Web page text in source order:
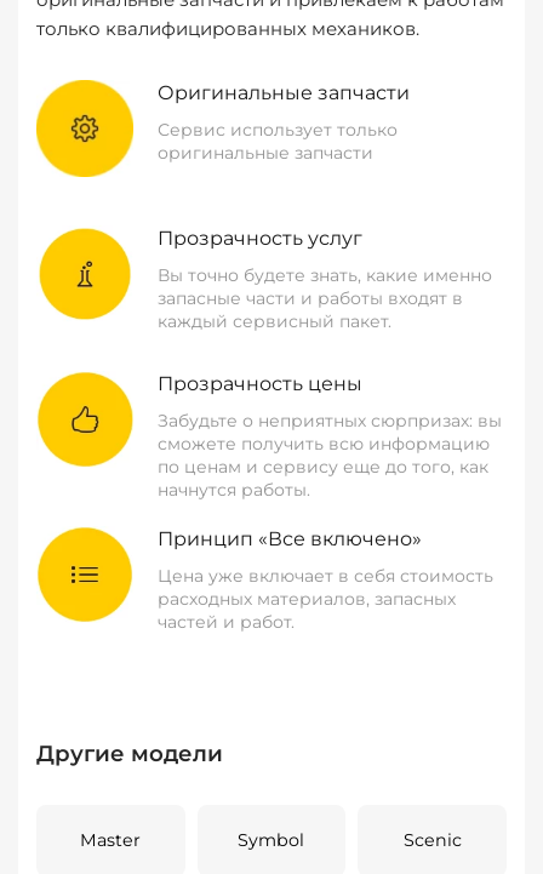
только квалифицированных механиков.
Оригинальные запчасти
Сервис использует только
оригинальные запчасти
Прозрачность услуг
Вы точно будете знать, какие именно
запасные части и работы входят в
каждый сервисный пакет.
Прозрачность цены
Забудьте о неприятных сюрпризах: вы
сможете получить всю информацию
по ценам и сервису еще до того, как
начнутся работы.
Принцип «Все включено»
Цена уже включает в себя стоимость
расходных материалов, запасных
частей и работ.
Другие модели
Master Symbol Scenic